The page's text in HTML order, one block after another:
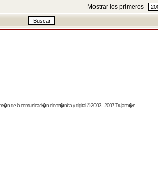
Mostrar los primeros
de la comunicaci�n electr�nica y digital © 2003 - 2007 Trujam�n